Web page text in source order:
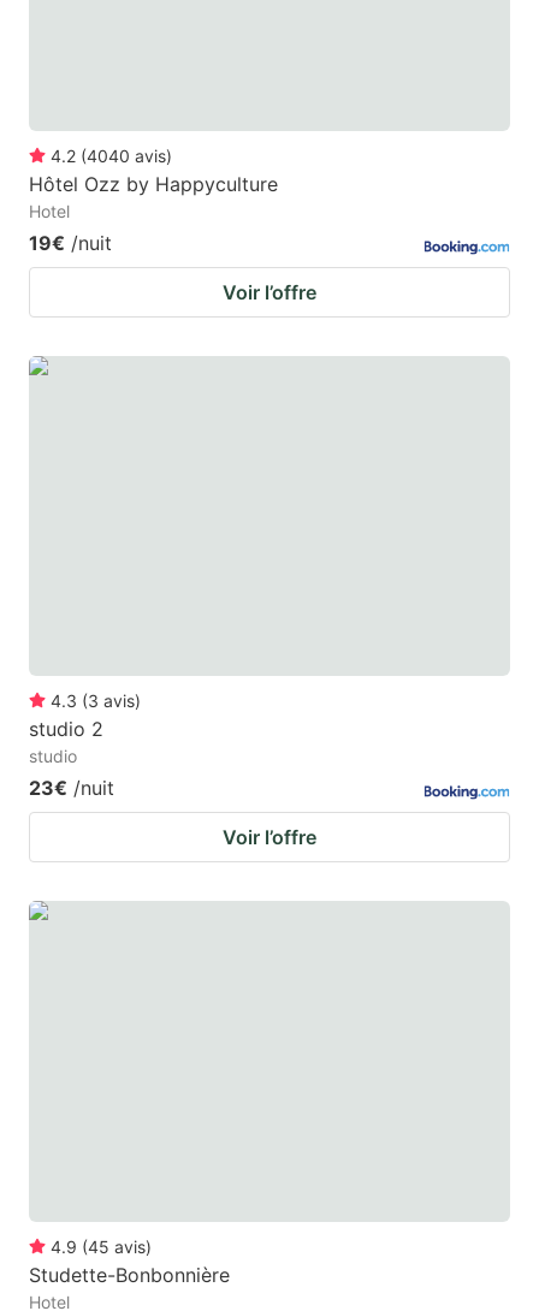
4.2 (4040 avis)
Hôtel Ozz by Happyculture
Hotel
19€ /nuit
Voir l’offre
4.3 (3 avis)
studio 2
studio
23€ /nuit
Voir l’offre
4.9 (45 avis)
Studette-Bonbonnière
Hotel